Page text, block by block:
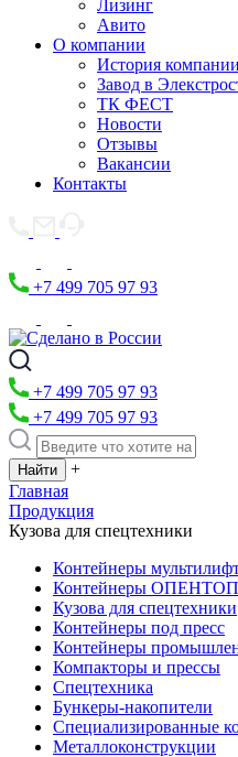
Лизинг
Авито
О компании
История компании
Завод в
ТК ФЕСТ
Новости
Отзывы
Вакансии
Контакты
+7 499 705 97 93
+7 499 705 97 93
+7 499 705 97 93
+
Главная
Продукция
Кузова для спецтехники
Контейнеры
Контейнеры ОПЕНТОП
Кузова для спецтехники
Контейнеры под пресс
Контейнеры
Компакторы и прессы
Спецтехника
Бункеры-накопители
Специализированные
Металлоконструкции